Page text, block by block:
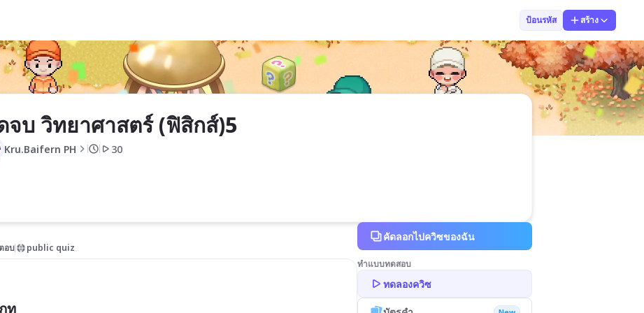
ป้อนรหัส สร้าง
จบ วิทยาศาสตร์ (ฟิสิกส์)5
Kru.Baifern PH 30
อบ public quiz
ท
คัดลอกไปควิซของฉัน
ทำแบบทดสอบ
ทดลองควิซ